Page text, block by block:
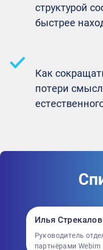
структурой
быстрее
Как
потери
Илья
Руководитель
партнёрами Webim